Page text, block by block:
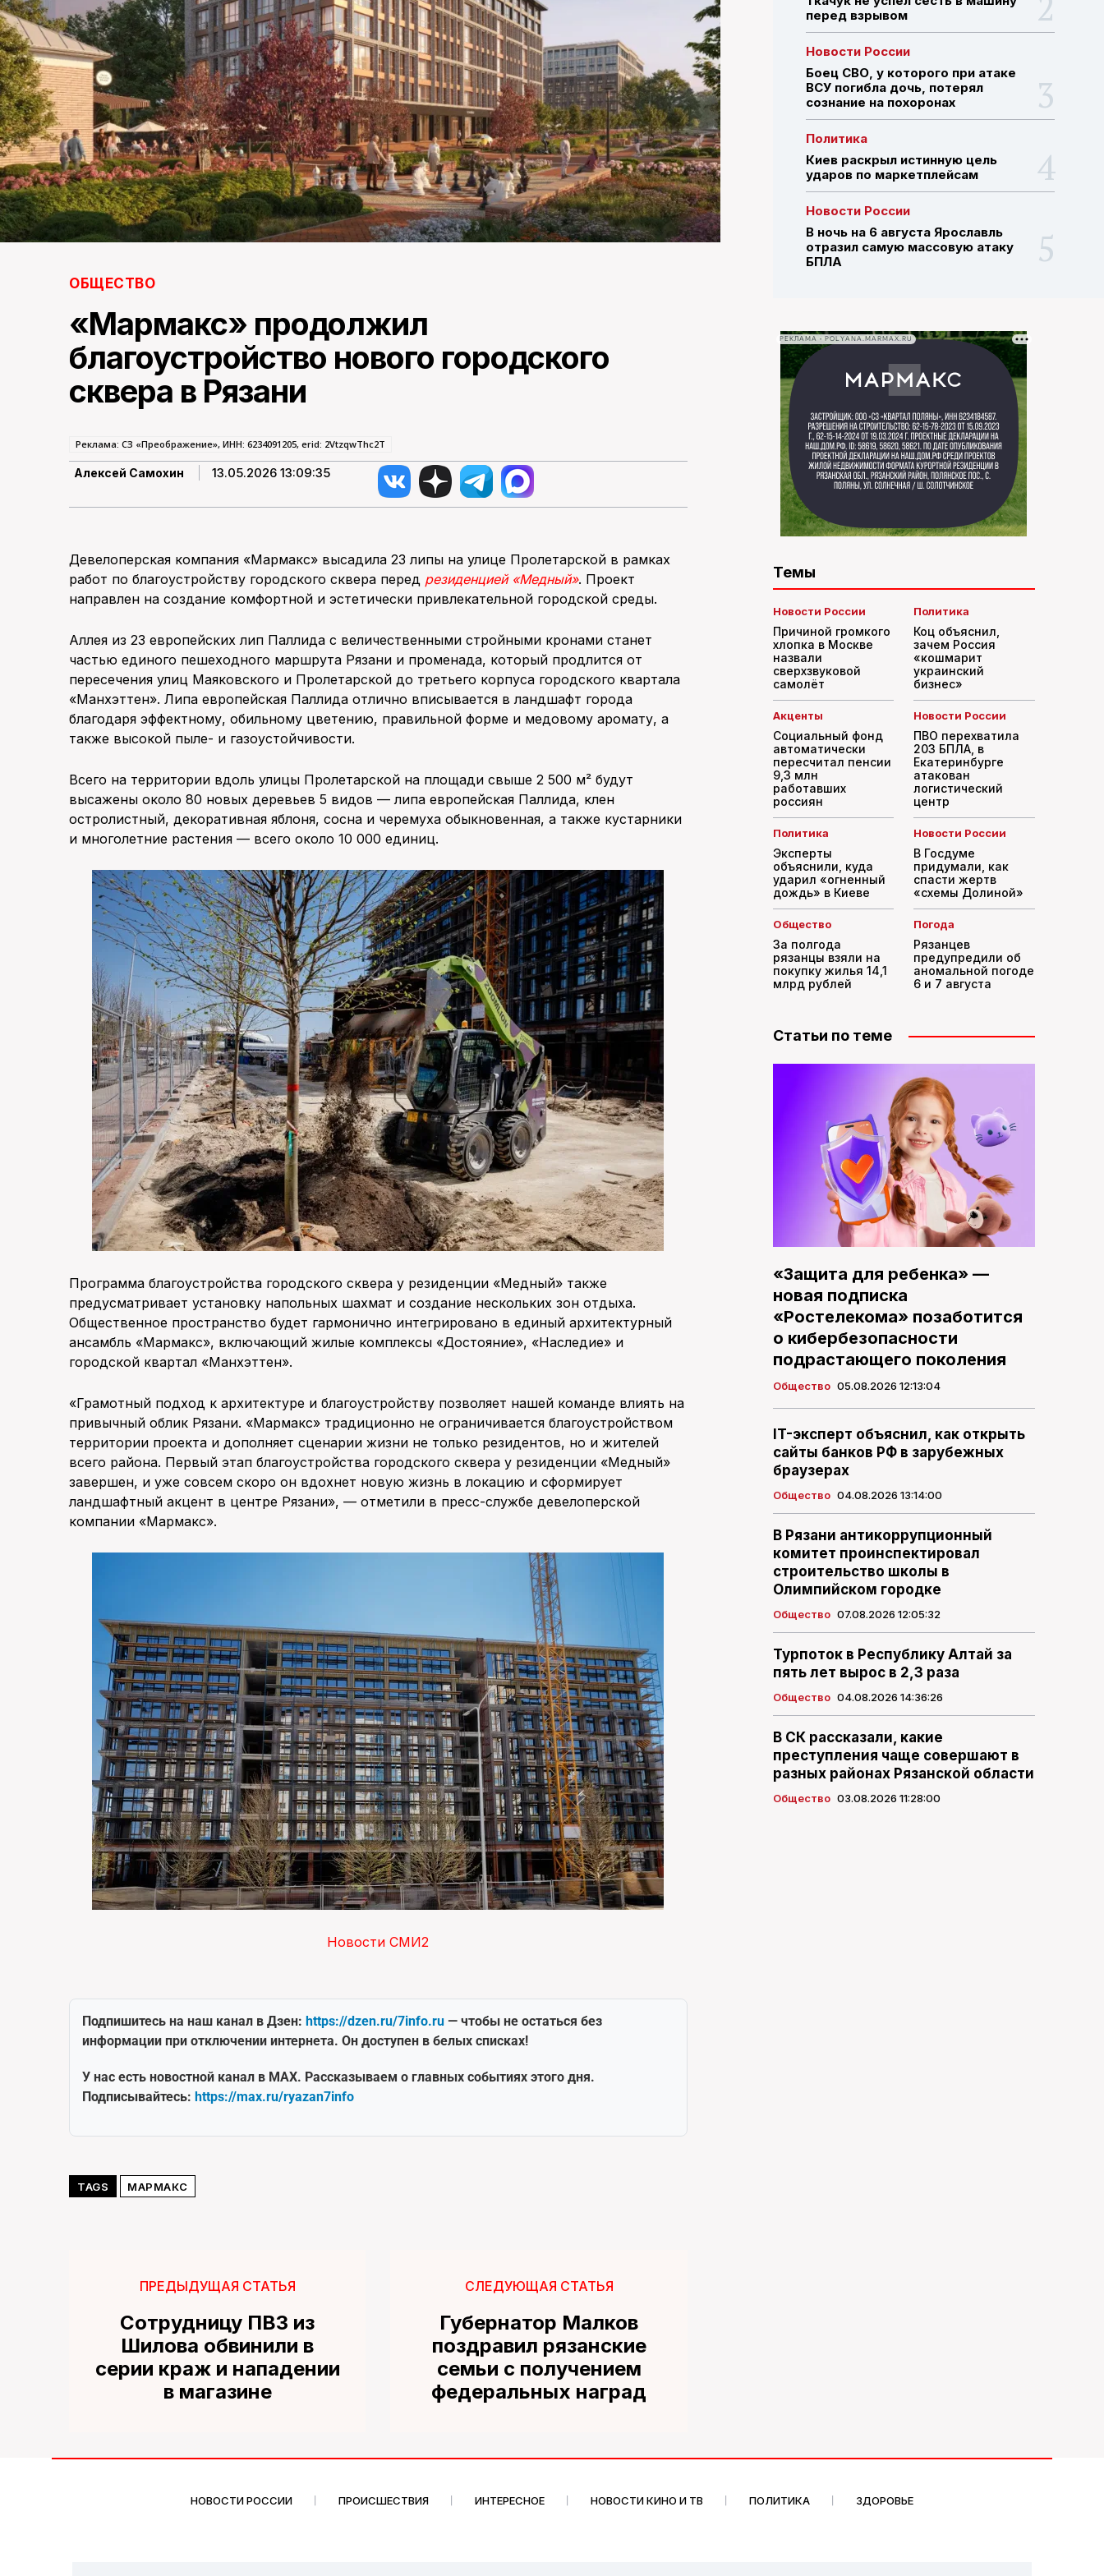
ПОИСК ПО САЙТУ
ОБЩЕСТВО
«Мармакс» продолжил
благоустройство нового городского
сквера в Рязани
Реклама: СЗ «Преображение», ИНН: 6234091205, erid: 2VtzqwThc2T
Алексей Самохин 13.05.2026 13:09:35
Девелоперская компания «Мармакс» высадила 23 липы на улице Пролетарской в рамках
работ по благоустройству городского сквера перед резиденцией «Медный». Проект
направлен на создание комфортной и эстетически привлекательной городской среды.
Аллея из 23 европейских лип Паллида с величественными стройными кронами станет
частью единого пешеходного маршрута Рязани и променада, который продлится от
пересечения улиц Маяковского и Пролетарской до третьего корпуса городского квартала
«Манхэттен». Липа европейская Паллида отлично вписывается в ландшафт города
благодаря эффектному, обильному цветению, правильной форме и медовому аромату, а
также высокой пыле- и газоустойчивости.
Всего на территории вдоль улицы Пролетарской на площади свыше 2 500 м² будут
высажены около 80 новых деревьев 5 видов — липа европейская Паллида, клен
остролистный, декоративная яблоня, сосна и черемуха обыкновенная, а также кустарники
и многолетние растения — всего около 10 000 единиц.
Программа благоустройства городского сквера у резиденции «Медный» также
предусматривает установку напольных шахмат и создание нескольких зон отдыха.
Общественное пространство будет гармонично интегрировано в единый архитектурный
ансамбль «Мармакс», включающий жилые комплексы «Достояние», «Наследие» и
городской квартал «Манхэттен».
«Грамотный подход к архитектуре и благоустройству позволяет нашей команде влиять на
привычный облик Рязани. «Мармакс» традиционно не ограничивается благоустройством
территории проекта и дополняет сценарии жизни не только резидентов, но и жителей
всего района. Первый этап благоустройства городского сквера у резиденции «Медный»
завершен, и уже совсем скоро он вдохнет новую жизнь в локацию и сформирует
ландшафтный акцент в центре Рязани», — отметили в пресс-службе девелоперской
компании «Мармакс».
Новости СМИ2
Подпишитесь на наш канал в Дзен: https://dzen.ru/7info.ru — чтобы не остаться без
информации при отключении интернета. Он доступен в белых списках!
У нас есть новостной канал в MAX. Рассказываем о главных событиях этого дня.
Подписывайтесь: https://max.ru/ryazan7info
TAGS МАРМАКС
ПРЕДЫДУЩАЯ СТАТЬЯ
Сотрудницу ПВЗ из
Шилова обвинили в
серии краж и нападении
в магазине
СЛЕДУЮЩАЯ СТАТЬЯ
Губернатор Малков
поздравил рязанские
семьи с получением
федеральных наград
перед взрывом
Новости России
Боец СВО, у которого при атаке
ВСУ погибла дочь, потерял
сознание на похоронах
Политика
Киев раскрыл истинную цель
ударов по маркетплейсам
Новости России
В ночь на 6 августа Ярославль
отразил самую массовую атаку
БПЛА
РЕКЛАМА • POLYANA.MARMAX.RU
Темы
Новости России
Причиной громкого
хлопка в Москве
назвали
сверхзвуковой
самолёт
Политика
Коц объяснил,
зачем Россия
«кошмарит
украинский
бизнес»
Акценты
Социальный фонд
автоматически
пересчитал пенсии
9,3 млн
работавших
россиян
Новости России
ПВО перехватила
203 БПЛА, в
Екатеринбурге
атакован
логистический
центр
Политика
Эксперты
объяснили, куда
ударил «огненный
дождь» в Киеве
Новости России
В Госдуме
придумали, как
спасти жертв
«схемы Долиной»
Общество
За полгода
рязанцы взяли на
покупку жилья 14,1
млрд рублей
Погода
Рязанцев
предупредили об
аномальной погоде
6 и 7 августа
Статьи по теме
«Защита для ребенка» —
новая подписка
«Ростелекома» позаботится
о кибербезопасности
подрастающего поколения
Общество 05.08.2026 12:13:04
IT-эксперт объяснил, как открыть
сайты банков РФ в зарубежных
браузерах
Общество 04.08.2026 13:14:00
В Рязани антикоррупционный
комитет проинспектировал
строительство школы в
Олимпийском городке
Общество 07.08.2026 12:05:32
Турпоток в Республику Алтай за
пять лет вырос в 2,3 раза
Общество 04.08.2026 14:36:26
В СК рассказали, какие
преступления чаще совершают в
разных районах Рязанской области
Общество 03.08.2026 11:28:00
НОВОСТИ РОССИИ ПРОИСШЕСТВИЯ ИНТЕРЕСНОЕ НОВОСТИ КИНО И ТВ ПОЛИТИКА ЗДОРОВЬЕ